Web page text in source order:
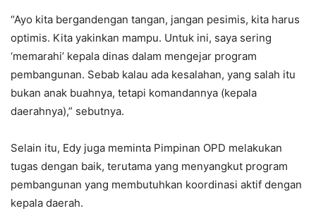
“Ayo kita bergandengan tangan, jangan pesimis, kita harus
optimis. Kita yakinkan mampu. Untuk ini, saya sering
‘memarahi’ kepala dinas dalam mengejar program
pembangunan. Sebab kalau ada kesalahan, yang salah itu
bukan anak buahnya, tetapi komandannya (kepala
daerahnya),” sebutnya.
Selain itu, Edy juga meminta Pimpinan OPD melakukan
tugas dengan baik, terutama yang menyangkut program
pembangunan yang membutuhkan koordinasi aktif dengan
kepala daerah.